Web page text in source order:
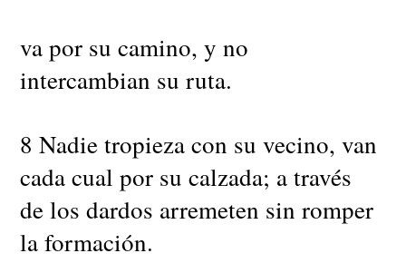
va por su camino, y no
intercambian su ruta.
8 Nadie tropieza con su vecino, van
cada cual por su calzada; a través
de los dardos arremeten sin romper
la formación.